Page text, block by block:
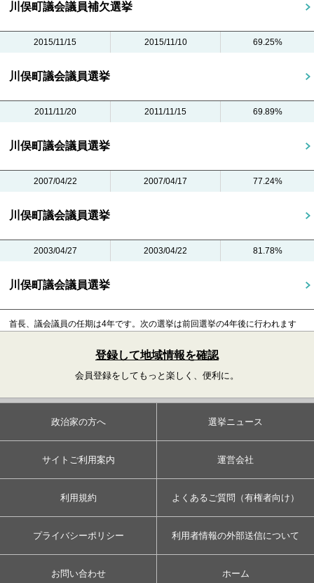
川俣町議会議員補欠選挙
2015/11/15 2015/11/10 69.25%
川俣町議会議員選挙
2011/11/20 2011/11/15 69.89%
川俣町議会議員選挙
2007/04/22 2007/04/17 77.24%
川俣町議会議員選挙
2003/04/27 2003/04/22 81.78%
川俣町議会議員選挙
首長、議会議員の任期は4年です。 次の選挙は前回選挙の4年後に行われます
登録して地域情報を確認
会員登録をしてもっと楽しく、便利に。
政治家の方へ 選挙ニュース
サイトご利用案内 運営会社
利用規約 よくあるご質問（有権者向け）
プライバシーポリシー 利用者情報の外部送信について
お問い合わせ ホーム